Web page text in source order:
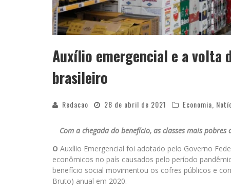
Auxílio emergencial e a volta
brasileiro
Redacao 28 de abril de 2021 Economia
Com a chegada do benefício, as classes mais
O Auxílio Emergencial foi adotado pelo Governo
econômicos no país causados pelo período
benefício social movimentou os cofres públicos e
Bruto) anual em 2020.